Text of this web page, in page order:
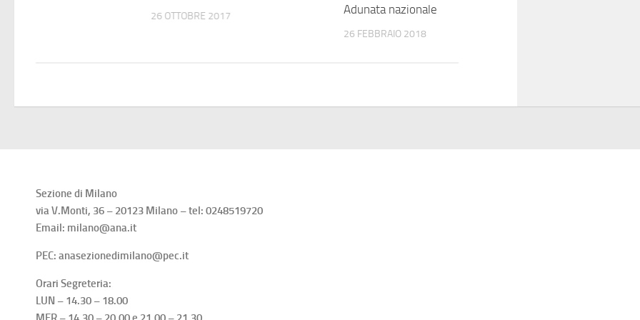
26 OTTOBRE 2017
Adunata nazionale
26 FEBBRAIO 2018
Sezione di Milano
via V.Monti, 36 – 20123 Milano – tel: 0248519720
Email: milano@ana.it
PEC: anasezionedimilano@pec.it
Orari Segreteria:
LUN – 14.30 – 18.00